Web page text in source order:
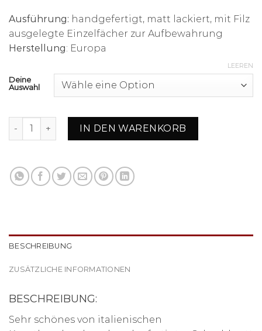
Ausführung: handgefertigt, matt lackiert, mit Filz
ausgelegte Einzelfächer zur Aufbewahrung
Herstellung: Europa
Deine
Auswahl
LEEREN
Schachbrett aus Nussbaum und Ahorn mit Stauraum im
IN DEN WARENKORB
BESCHREIBUNG
ZUSÄTZLICHE INFORMATIONEN
BESCHREIBUNG:
Sehr schönes von italienischen